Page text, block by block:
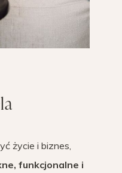
życie i biznes,
funkcjonalne i